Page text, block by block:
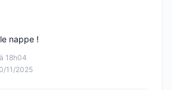
18h04
11/2025
nappe !